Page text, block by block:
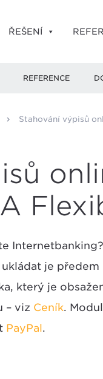
ŘEŠENÍ
REFERENCE
Stahování výpisů
je
který je
– viz Ceník.
PayPal .